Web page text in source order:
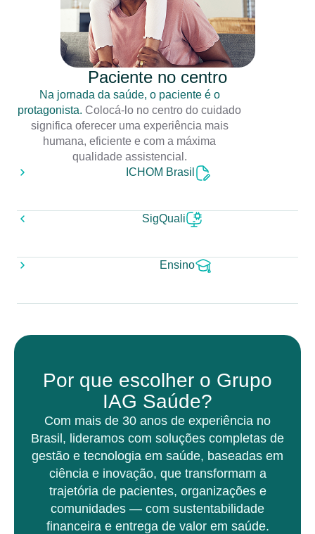
Paciente no centro
Na jornada da saúde, o paciente é o
protagonista. Colocá-lo no centro do cuidado
significa oferecer uma experiência mais
humana, eficiente e com a máxima
qualidade assistencial.
ICHOM Brasil
SigQuali
Ensino
Por que escolher o Grupo
IAG Saúde?
Com mais de 30 anos de experiência no
Brasil, lideramos com soluções completas de
gestão e tecnologia em saúde, baseadas em
ciência e inovação, que transformam a
trajetória de pacientes, organizações e
comunidades — com sustentabilidade
financeira e entrega de valor em saúde.